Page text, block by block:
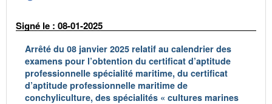
Signé le : 08-01-2025
Arrêté du 08 janvier 2025 relatif au calendrier des
examens pour l’obtention du certificat d’aptitude
professionnelle spécialité maritime, du certificat
d’aptitude professionnelle maritime de
conchyliculture, des spécialités « cultures marines